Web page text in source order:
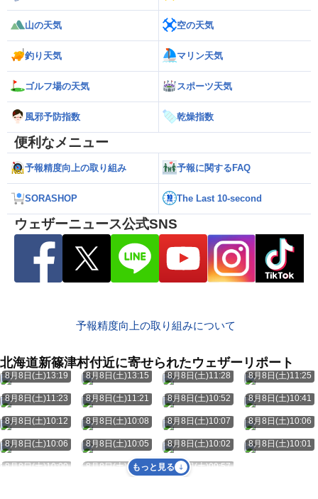
山の天気 空の天気
釣り天気 マリン天気
ゴルフ場の天気 スポーツ天気
風邪予防指数 乾燥指数
便利なメニュー
予報精度向上の取り組み 予報に関するFAQ
SORASHOP The Last 10-second
ウェザーニュース公式SNS
予報精度向上の取り組みについて
北海道新篠津村付近に寄せられたウェザーリポート
8月8日(土)13:19 8月8日(土)13:15 8月8日(土)11:28 8月8日(土)11:25
8月8日(土)11:23 8月8日(土)11:21 8月8日(土)10:52 8月8日(土)10:41
8月8日(土)10:12 8月8日(土)10:08 8月8日(土)10:07 8月8日(土)10:06
8月8日(土)10:06 8月8日(土)10:05 8月8日(土)10:02 8月8日(土)10:01
8月8日(土)10:00 8月8日(土)09:59 8月8日(土)09:57
もっと見る